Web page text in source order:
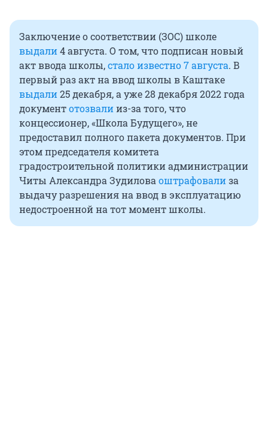
Заключение о соответствии (ЗОС) школе
выдали4 августа. О том, что подписан новый
акт ввода школы,стало известно 7 августа. В
первый раз акт на ввод школы в Каштаке
выдали25 декабря, а уже 28 декабря 2022 года
документотозвалииз-за того, что
концессионер, «Школа Будущего», не
предоставил полного пакета документов. При
этом председателя комитета
градостроительной политики администрации
Читы Александра Зудилова оштрафовализа
выдачу разрешения на ввод в эксплуатацию
недостроенной на тот момент школы.